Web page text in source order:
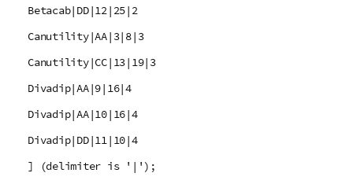
Betacab|DD|12|25|2
Canutility|AA|3|8|3
Canutility|CC|13|19|3
Divadip|AA|9|16|4
Divadip|AA|10|16|4
Divadip|DD|11|10|4
] (delimiter is '|');